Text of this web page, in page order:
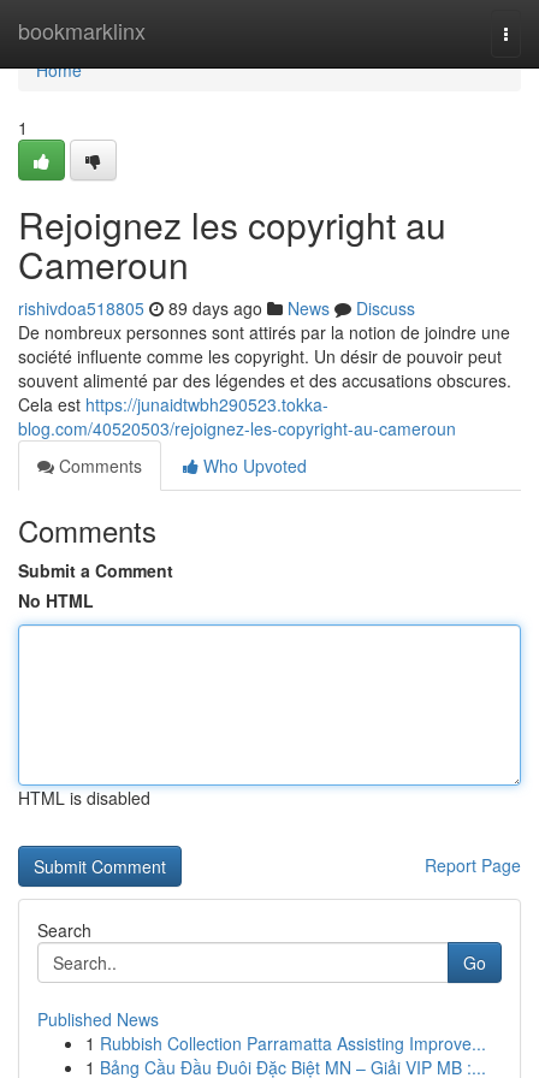
bookmarklinx
Home
Home
1
Rejoignez les copyright au
Cameroun
rishivdoa518805 89 days ago News
Discuss
De nombreux personnes sont attirés par la notion de joindre une
société influente comme les copyright. Un désir de pouvoir peut
souvent alimenté par des légendes et des accusations obscures.
Cela est https://junaidtwbh290523.tokka-
blog.com/40520503/rejoignez-les-copyright-au-cameroun
Comments
Who Upvoted
Comments
Submit a Comment
No HTML
HTML is disabled
Report Page
Search
Go
Published News
1 Rubbish Collection Parramatta Assisting Improve...
1 Bảng Cầu Đầu Đuôi Đặc Biệt MN – Giải VIP MB :...